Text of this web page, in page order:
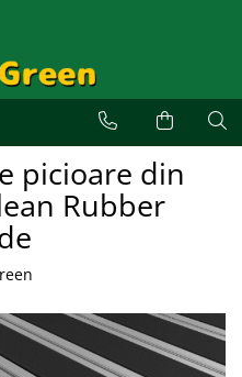
picioare din
Rubber